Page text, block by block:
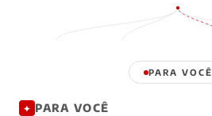
PARA VOCÊ
✦ PARA VOCÊ